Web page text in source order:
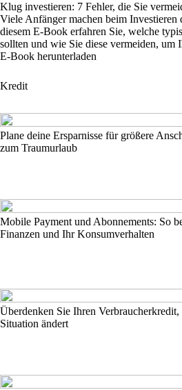
Klug investieren: 7 Fehler, die Sie
Viele Anfänger machen beim Investieren
diesem E-Book erfahren Sie, welche
sollten und wie Sie diese vermeiden, um
E-Book herunterladen
Kredit
Plane deine Ersparnisse für größere
zum Traumurlaub
Mobile Payment und Abonnements: So
Finanzen und Ihr Konsumverhalten
Überdenken Sie Ihren
Situation ändert